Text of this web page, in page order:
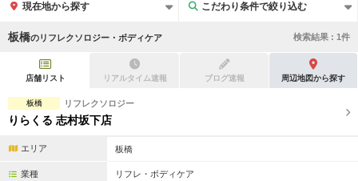
現在地から探す こだわり条件で絞り込む
こだわり条件で絞り込む
21時以降も受付
板橋のリフレクソロジー・ボディケア 検索結果 : 1件
店舗リスト リアルタイム速報 ブログ速報 周辺地図から探す
板橋 リフレクソロジー
りらくる 志村坂下店
エリア 板橋
業種 リフレ・ボディケア